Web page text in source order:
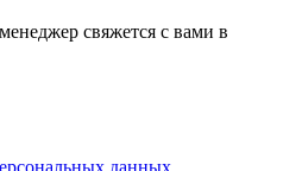
свяжется с вами в
данных